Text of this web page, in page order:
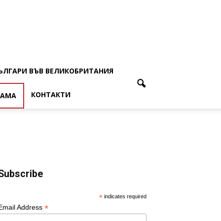
ВЪВ ВЕЛИКОБРИТАНИЯ
КОНТАКТИ
* indicates required
Address *